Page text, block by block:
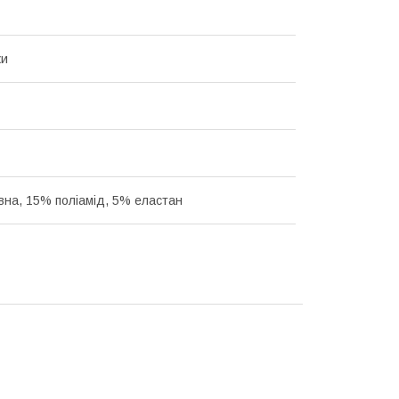
15% поліамід, 5% еластан